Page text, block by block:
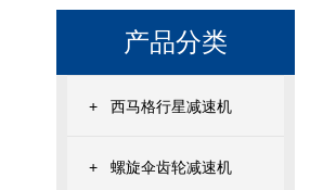
产品分类
+ 西马格行星减速机
+ 螺旋伞齿轮减速机